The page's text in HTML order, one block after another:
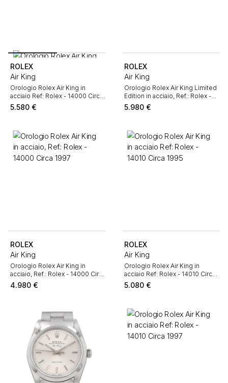
ROLEX
Air King
Orologio Rolex Air King in
acciaio Ref: Rolex - 14000 Circa
1998
5.580 €
ROLEX
Air King
Orologio Rolex Air King Limited
Edition in acciaio, Ref.: Rolex -
114200 Circa 2010
5.980 €
ROLEX
Air King
Orologio Rolex Air King in
acciaio, Ref.: Rolex - 14000 Circa
1997
4.980 €
ROLEX
Air King
Orologio Rolex Air King in
acciaio Ref: Rolex - 14010 Circa
1995
5.080 €